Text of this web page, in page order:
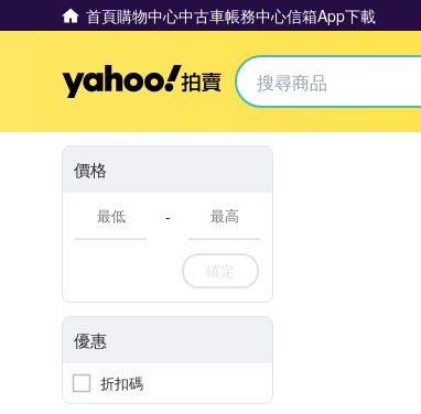
首頁購物中心中古車帳務中心信箱App下載
Yahoo拍賣
價格
-
確定
優惠
折扣碼